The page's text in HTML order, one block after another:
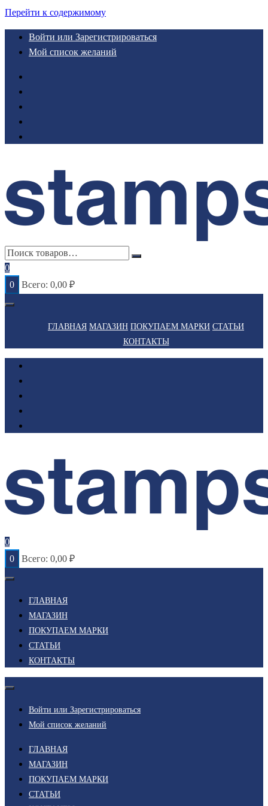
Перейти к содержимому
Войти или Зарегистрироваться
Мой список желаний
0
0
Всего: 0,00 ₽
ГЛАВНАЯ МАГАЗИН ПОКУПАЕМ МАРКИ СТАТЬИ
КОНТАКТЫ
0
0
Всего: 0,00 ₽
ГЛАВНАЯ
МАГАЗИН
ПОКУПАЕМ МАРКИ
СТАТЬИ
КОНТАКТЫ
Войти или Зарегистрироваться
Мой список желаний
ГЛАВНАЯ
МАГАЗИН
ПОКУПАЕМ МАРКИ
СТАТЬИ